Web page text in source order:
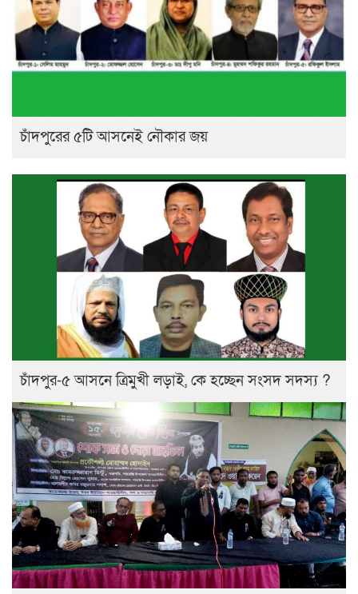
চাঁদপুরের ৫টি আসনেই নৌকার জয়
চাঁদপুর-৫ আসনে ত্রিমুখী লড়াই, কে হচ্ছেন সংসদ সদস্য ?